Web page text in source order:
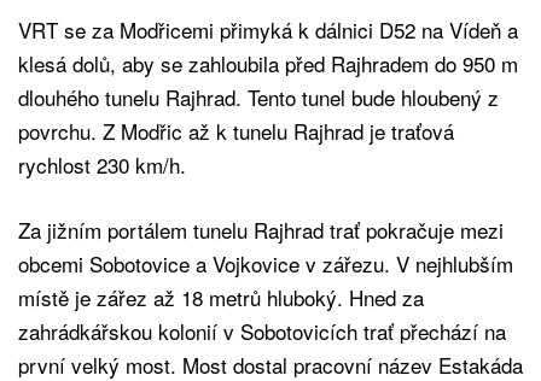
VRT se za Modřicemi přimyká k dálnici D52 na Vídeň a
klesá dolů, aby se zahloubila před Rajhradem do 950 m
dlouhého tunelu Rajhrad. Tento tunel bude hloubený z
povrchu. Z Modřic až k tunelu Rajhrad je traťová
rychlost 230 km/h.
Za jižním portálem tunelu Rajhrad trať pokračuje mezi
obcemi Sobotovice a Vojkovice v zářezu. V nejhlubším
místě je zářez až 18 metrů hluboký. Hned za
zahrádkářskou kolonií v Sobotovicích trať přechází na
první velký most. Most dostal pracovní název Estakáda